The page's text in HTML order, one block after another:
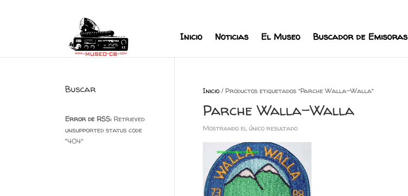
Inicio Noticias El Museo Buscador de Emisoras
Inicio/ Productos etiquetados “Parche Walla-Walla”
Parche Walla-Walla
Mostrando el único resultado
Buscar
Error de RSS: Retrieved
unsupported status code
"404"